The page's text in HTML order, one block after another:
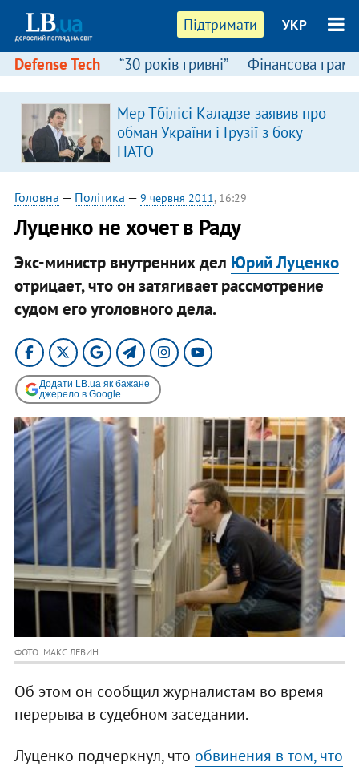
Підтримати УКР
Defense Tech “30 років гривні” Фінансова
Мер Тбілісі Каладзе заявив про
обман України і Грузії з боку
НАТО
Головна — Політика — 9 червня 2011, 16:29
Луценко не хочет в Раду
Экс-министр внутренних дел Юрий Луценко
отрицает, что он затягивает рассмотрение
судом его уголовного дела.
Додати LB.ua як бажане
джерело в Google
ФОТО: МАКС ЛЕВИН
Об этом он сообщил журналистам во время
перерыва в судебном заседании.
Луценко подчеркнул, что обвинения в том, что